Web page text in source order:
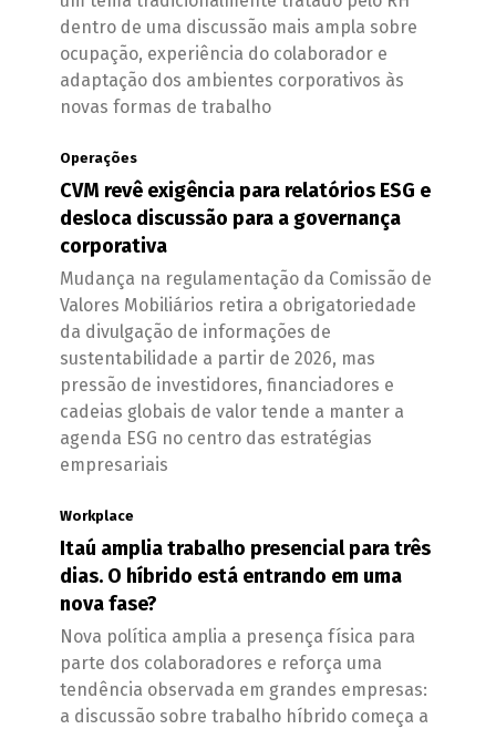
dentro de uma discussão mais ampla sobre
ocupação, experiência do colaborador e
adaptação dos ambientes corporativos às
novas formas de trabalho
Operações
CVM revê exigência para relatórios ESG e
desloca discussão para a governança
corporativa
Mudança na regulamentação da Comissão de
Valores Mobiliários retira a obrigatoriedade
da divulgação de informações de
sustentabilidade a partir de 2026, mas
pressão de investidores, financiadores e
cadeias globais de valor tende a manter a
agenda ESG no centro das estratégias
empresariais
Workplace
Itaú amplia trabalho presencial para três
dias. O híbrido está entrando em uma
nova fase?
Nova política amplia a presença física para
parte dos colaboradores e reforça uma
tendência observada em grandes empresas:
a discussão sobre trabalho híbrido começa a